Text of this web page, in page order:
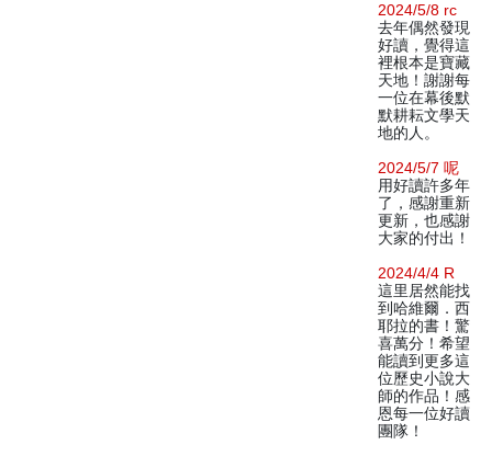
2024/5/8 rc
去年偶然發現
好讀，覺得這
裡根本是寶藏
天地！謝謝每
一位在幕後默
默耕耘文學天
地的人。
2024/5/7 呢
用好讀許多年
了，感謝重新
更新，也感謝
大家的付出！
2024/4/4 R
這里居然能找
到哈維爾．西
耶拉的書！驚
喜萬分！希望
能讀到更多這
位歷史小說大
師的作品！感
恩每一位好讀
團隊！